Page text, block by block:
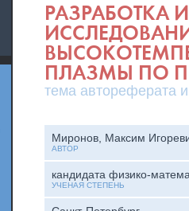
РАЗРАБОТКА
ПЛАЗМЫ ПО
тема автореферата
Миронов, Максим
АВТОР
кандидата физико-
УЧЕНАЯ СТЕПЕНЬ